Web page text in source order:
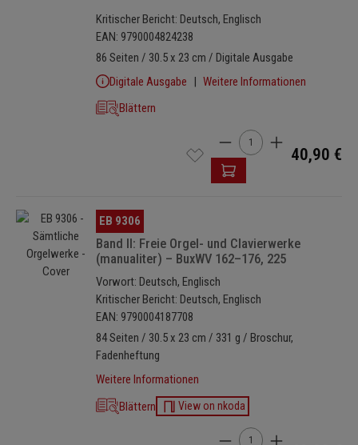
Kritischer Bericht: Deutsch, Englisch
EAN: 9790004824238
86 Seiten / 30.5 x 23 cm / Digitale Ausgabe
Digitale Ausgabe
Weitere Informationen
Blättern
Produkt Anzahl: Gib
40,90 €
Bildergalerie überspringen
EB 9306
Band II: Freie Orgel- und Clavierwerke
(manualiter) – BuxWV 162–176, 225
Vorwort: Deutsch, Englisch
Kritischer Bericht: Deutsch, Englisch
EAN: 9790004187708
84 Seiten / 30.5 x 23 cm / 331 g / Broschur,
Fadenheftung
Weitere Informationen
Blättern
View on nkoda
Produkt Anzahl: Gib